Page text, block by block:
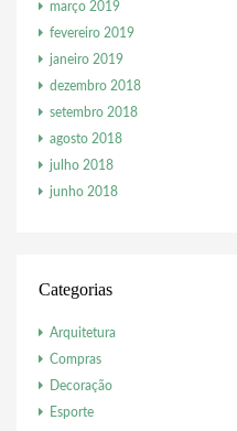
março 2019
fevereiro 2019
janeiro 2019
dezembro 2018
setembro 2018
agosto 2018
julho 2018
junho 2018
Categorias
Arquitetura
Compras
Decoração
Esporte